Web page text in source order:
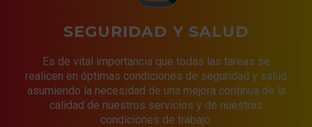
SEGURIDAD Y SALUD
Es de vital importancia que todas las tareas se
realicen en óptimas condiciones de seguridad y salud
asumiendo la necesidad de una mejora continua de la
calidad de nuestros servicios y de nuestras
condiciones de trabajo.